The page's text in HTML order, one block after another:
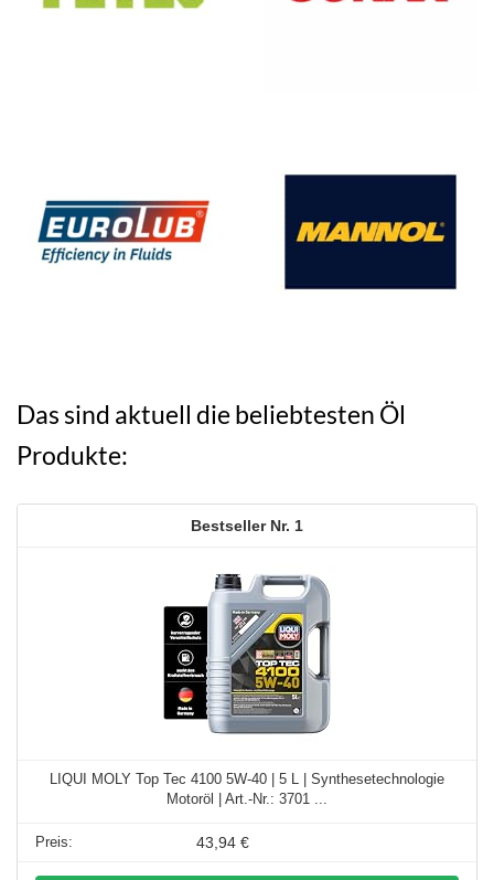
Das sind aktuell die beliebtesten Öl
Produkte:
1
LIQUI MOLY Top Tec 4100 5W-40 | 5 L | Synthesetechnologie
Motoröl | Art.-Nr.: 3701 ...
43,94 €